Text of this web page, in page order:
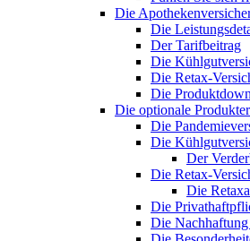
Die
Die
Der Tarifbeitrag
Die
Die Retax-
Die
Die optionale
Die
Die
Der
Die Retax-
Die
Die
Die